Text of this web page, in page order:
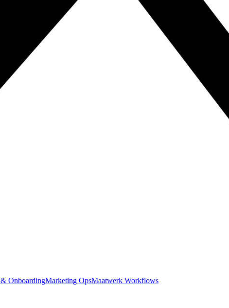
OnboardingMarketing OpsMaatwerk Workflows